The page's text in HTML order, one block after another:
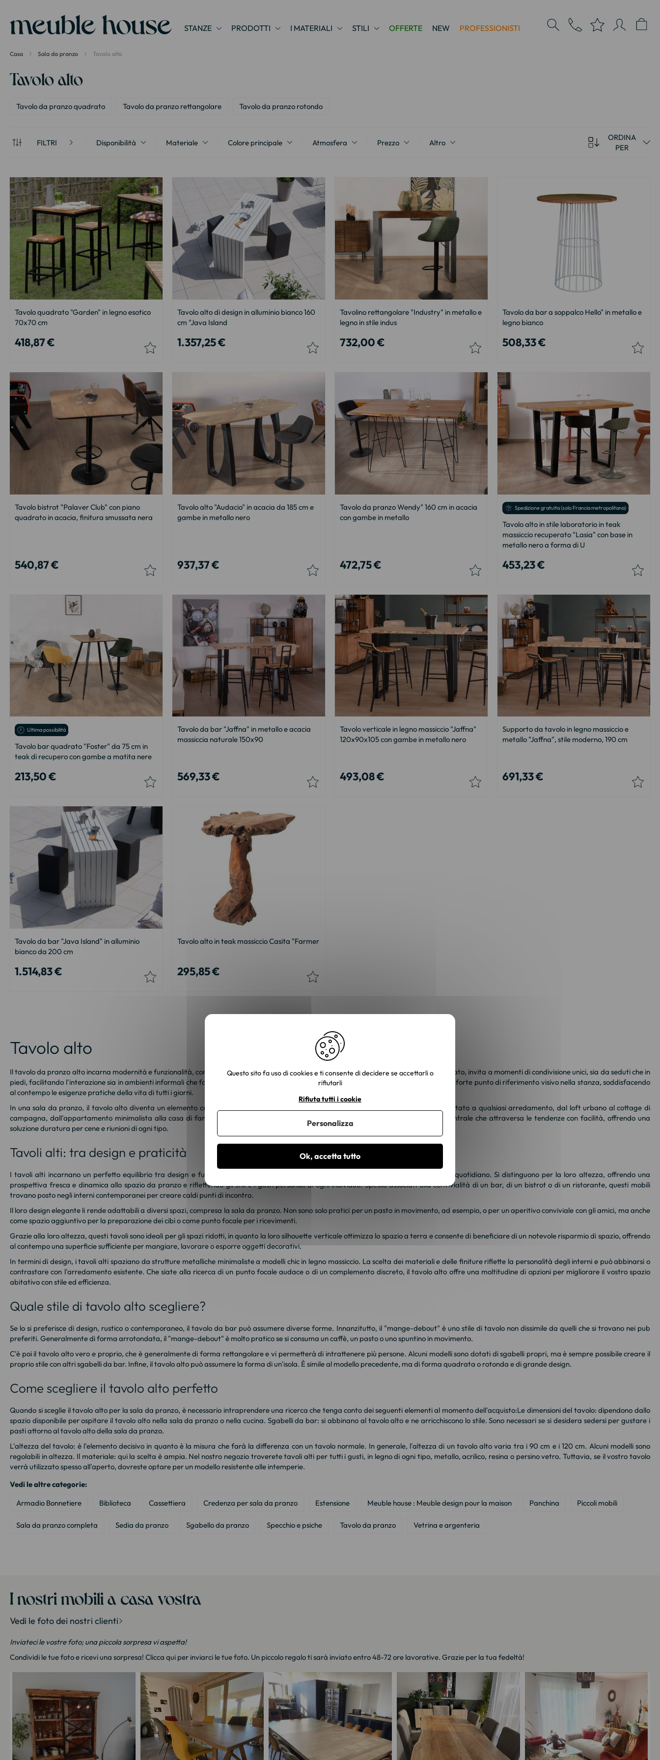
STANZE PRODOTTI I MATERIALI STILI OFFERTE NEW PROFESSIONISTI
Casa Sala da pranzo Tavolo alto
Tavolo alto
Tavolo da pranzo quadrato Tavolo da pranzo rettangolare Tavolo da pranzo rotondo
FILTRI Disponibilità Materiale Colore principale Atmosfera Prezzo Altro
ORDINA
PER
Tavolo quadrato "Garden" in legno esotico
70x70 cm
418,87 €
Tavolo alto di design in alluminio bianco 160
cm "Java Island
1.357,25 €
Tavolino rettangolare "Industry" in metallo e
legno in stile indus
732,00 €
Tavolo da bar a soppalco Hello" in metallo e
legno bianco
508,33 €
Tavolo bistrot "Palaver Club" con piano
quadrato in acacia, finitura smussata nera
540,87 €
Tavolo alto "Audacio" in acacia da 185 cm e
gambe in metallo nero
937,37 €
Tavolo da pranzo Wendy" 160 cm in acacia
con gambe in metallo
472,75 €
Spedizione gratuita (solo Francia metropolitana)
Tavolo alto in stile laboratorio in teak
massiccio recuperato "Lasia" con base in
metallo nero a forma di U
453,23 €
Ultima possibilità
Tavolo bar quadrato "Foster" da 75 cm in
teak di recupero con gambe a matita nere
213,50 €
Tavolo da bar "Jaffna" in metallo e acacia
massiccia naturale 150x90
569,33 €
Tavolo verticale in legno massiccio "Jaffna"
120x90x105 con gambe in metallo nero
493,08 €
Supporto da tavolo in legno massiccio e
metallo "Jaffna", stile moderno, 190 cm
691,33 €
Tavolo da bar "Java Island" in alluminio
bianco da 200 cm
1.514,83 €
Tavolo alto in teak massiccio Casita "Farmer
295,85 €
Tavolo alto
Il tavolo da pranzo alto incarna modernità e funzionalità, conferendo una dinamica speciale allo spazio che occupa. Con il suo aspetto rialzato, invita a momenti di condivisione unici, sia da seduti che in
piedi, facilitando l'interazione sia in ambienti informali che formali. Grazie alla diversità di forme e materiali, questo tipo di tavolo crea un forte punto di riferimento visivo nella stanza, soddisfacendo
al contempo le esigenze pratiche della vita di tutti i giorni.
In una sala da pranzo, il tavolo alto diventa un elemento centrale che struttura lo spazio e riflette il vostro stile di vita. Può essere adattato a qualsiasi arredamento, dal loft urbano al cottage di
campagna, dall'appartamento minimalista alla casa di famiglia tradizionale. Il suo design sobrio ed elegante lo rende un elemento centrale che attraversa le tendenze con facilità, offrendo una
soluzione duratura per cene e riunioni di ogni tipo.
Tavoli alti: tra design e praticità
I tavoli alti incarnano un perfetto equilibrio tra design e funzionalità, offrendo sia un aspetto estetico raffinato che un pratico utilizzo quotidiano. Si distinguono per la loro altezza, offrendo una
prospettiva fresca e dinamica allo spazio da pranzo e riflettendo gli stili e i gusti personali di ogni individuo. Spesso associati alla convivialità di un bar, di un bistrot o di un ristorante, questi mobili
trovano posto negli interni contemporanei per creare caldi punti di incontro.
Il loro design elegante li rende adattabili a diversi spazi, compresa la sala da pranzo. Non sono solo pratici per un pasto in movimento, ad esempio, o per un aperitivo conviviale con gli amici, ma anche
come spazio aggiuntivo per la preparazione dei cibi o come punto focale per i ricevimenti.
Grazie alla loro altezza, questi tavoli sono ideali per gli spazi ridotti, in quanto la loro silhouette verticale ottimizza lo spazio a terra e consente di beneficiare di un notevole risparmio di spazio, offrendo
al contempo una superficie sufficiente per mangiare, lavorare o esporre oggetti decorativi.
In termini di design, i tavoli alti spaziano da strutture metalliche minimaliste a modelli chic in legno massiccio. La scelta dei materiali e delle finiture riflette la personalità degli interni e può abbinarsi o
contrastare con l'arredamento esistente. Che siate alla ricerca di un punto focale audace o di un complemento discreto, il tavolo alto offre una moltitudine di opzioni per migliorare il vostro spazio
abitativo con stile ed efficienza.
Quale stile di tavolo alto scegliere?
Se lo si preferisce di design, rustico o contemporaneo, il tavolo da bar può assumere diverse forme. Innanzitutto, il "mange-debout" è uno stile di tavolo non dissimile da quelli che si trovano nei pub
preferiti. Generalmente di forma arrotondata, il "mange-debout" è molto pratico se si consuma un caffè, un pasto o uno spuntino in movimento.
C'è poi il tavolo alto vero e proprio, che è generalmente di forma rettangolare e vi permetterà di intrattenere più persone. Alcuni modelli sono dotati di sgabelli propri, ma è sempre possibile creare il
proprio stile con altrisgabelli da bar. Infine, il tavolo alto può assumere la forma di un'isola. È simile al modello precedente, ma di forma quadrata o rotonda e di grande design.
Come scegliere il tavolo alto perfetto
Quando si sceglie il tavolo alto per la sala da pranzo, è necessario intraprendere una ricerca che tenga conto dei seguenti elementi al momento dell'acquisto:Le dimensioni del tavolo: dipendono dallo
spazio disponibile per ospitare il tavolo alto nella sala da pranzo o nella cucina. Sgabelli da bar: si abbinano al tavolo alto e ne arricchiscono lo stile. Sono necessari se si desidera sedersi per gustare i
pasti attorno al tavolo alto della sala da pranzo.
L'altezza del tavolo: è l'elemento decisivo in quanto è la misura che farà la differenza con un tavolo normale. In generale, l'altezza di un tavolo alto varia tra i 90 cm e i 120 cm. Alcuni modelli sono
regolabili in altezza. Il materiale: qui la scelta è ampia. Nel nostro negozio troverete tavoli alti per tutti i gusti, in legno di ogni tipo, metallo, acrilico, resina o persino vetro. Tuttavia, se il vostro tavolo
verrà utilizzato spesso all'aperto, dovreste optare per un modello resistente alle intemperie.
Vedi le altre categorie:
Armadio Bonnetiere
Biblioteca Cassettiera Credenza per sala da pranzo Estensione Meuble house : Meuble design pour la maison Panchina Piccoli mobili
Sala da pranzo completa Sedia da pranzo Sgabello da pranzo Specchio e psiche Tavolo da pranzo Vetrina e argenteria
I nostri mobili a casa vostra
Vedi le foto dei nostri clienti
Inviateci le vostre foto; una piccola sorpresa vi aspetta!
Condividi le tue foto e ricevi una sorpresa! Clicca qui per inviarci le tue foto. Un piccolo regalo ti sarà inviato entro 48-72 ore lavorative. Grazie per la tua fedeltà!
Questo sito fa uso di cookies e ti consente di decidere se accettarli o
rifiutarli
Ok, accetta tutto
Rifiuta tutti i cookie
Personalizza